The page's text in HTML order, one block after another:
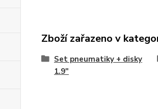
Zboží zařazeno v
Set pneumatiky + disky
1.9"